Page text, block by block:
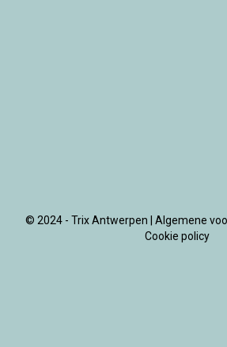
© 2024 - Trix Antwerpen | Algemene
Cookie policy